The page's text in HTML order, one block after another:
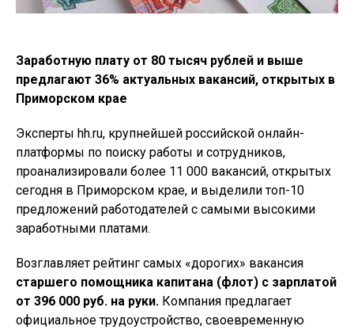
Заработную плату от 80 тысяч рублей и выше
предлагают 36% актуальных вакансий, открытых в
Приморском крае
Эксперты hh.ru, крупнейшей российской онлайн-
платформы по поиску работы и сотрудников,
проанализировали более 11 000 вакансий, открытых
сегодня в Приморском крае, и выделили топ-10
предложений работодателей с самыми высокими
заработными платами.
Возглавляет рейтинг самых «дорогих» вакансия
старшего помощника капитана (флот) с зарплатой
от 396 000 руб. на руки. Компания предлагает
официальное трудоустройство, своевременную